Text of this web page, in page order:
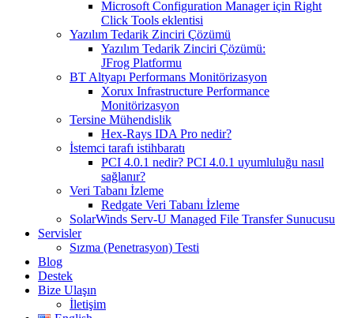
Microsoft Configuration Manager için Right
Click Tools eklentisi
Yazılım Tedarik Zinciri Çözümü
Yazılım Tedarik Zinciri Çözümü:
JFrog Platformu
BT Altyapı Performans Monitörizasyon
Xorux Infrastructure Performance
Monitörizasyon
Tersine Mühendislik
Hex-Rays IDA Pro nedir?
İstemci tarafı istihbaratı
PCI 4.0.1 nedir? PCI 4.0.1 uyumluluğu nasıl
sağlanır?
Veri Tabanı İzleme
Redgate Veri Tabanı İzleme
SolarWinds Serv-U Managed File Transfer Sunucusu
Servisler
Sızma (Penetrasyon) Testi
Blog
Destek
Bize Ulaşın
İletişim